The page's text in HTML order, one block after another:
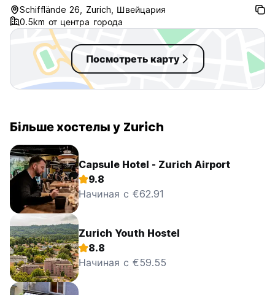
receptionist
they just sit on
desk. No
Schifflände 26, Zurich, Швейцария
0.5km от центра города
Посмотреть карту
Більше хостелы у Zurich
Capsule Hotel - Zurich Airport
9.8
Начиная с €62.91
Zurich Youth Hostel
8.8
Начиная с €59.55